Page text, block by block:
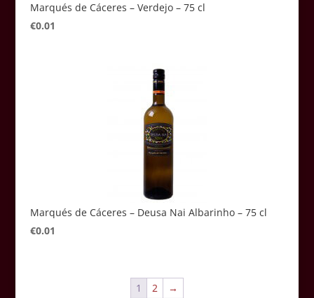
Marqués de Cáceres – Verdejo – 75 cl
€0.01
Marqués de Cáceres – Deusa Nai Albarinho – 75 cl
€0.01
1 2 →